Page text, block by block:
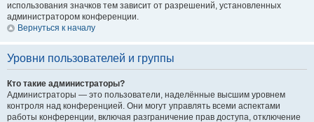
использования значков тем зависит от разрешений, установленных
администратором конференции.
Вернуться к началу
Уровни пользователей и группы
Кто такие администраторы?
Администраторы — это пользователи, наделённые высшим уровнем
контроля над конференцией. Они могут управлять всеми аспектами
работы конференции, включая разграничение прав доступа, отключение